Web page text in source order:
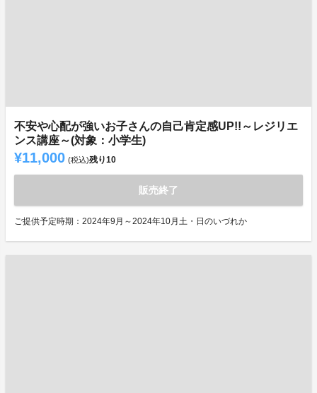
不安や心配が強いお子さんの自己肯定感UP!!～レジリエ
ンス講座～(対象：小学生)
¥11,000 (税込)残り10
販売終了
ご提供予定時期：2024年9月～2024年10月土・日のいづれか